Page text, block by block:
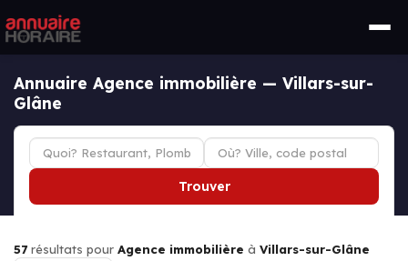
Annuaire Agence immobilière — Villars-sur-
Glâne
Trouver
57 résultats pour Agence immobilière à Villars-sur-Glâne